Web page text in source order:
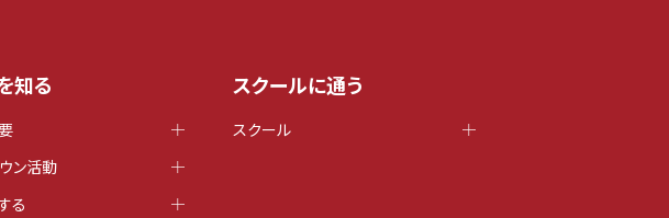
知る
ン活動
る
スクールに通う
スクール